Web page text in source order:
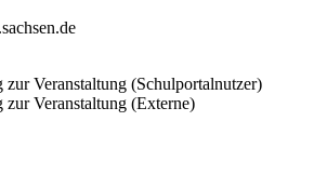
zur Veranstaltung (Schulportalnutzer)
zur Veranstaltung (Externe)